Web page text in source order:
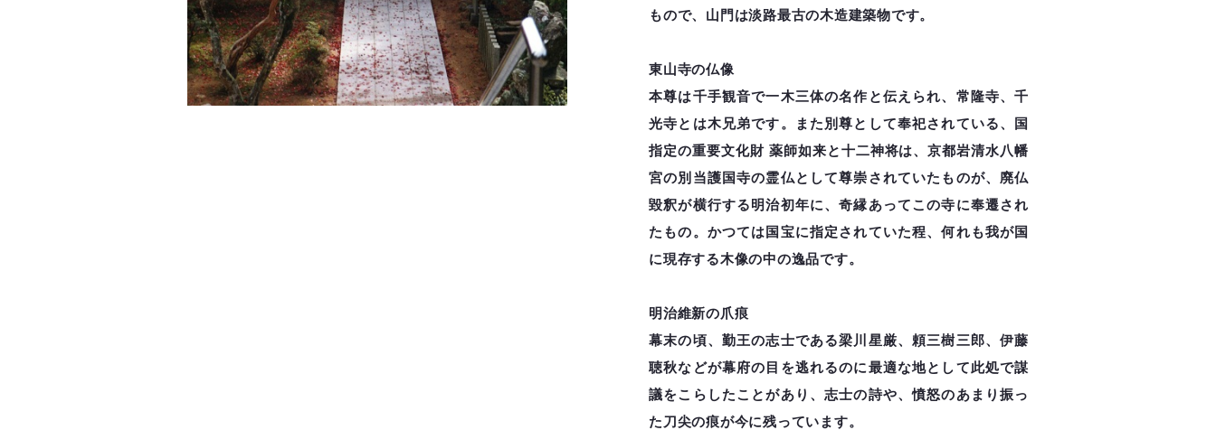
もので、山門は淡路最古の木造建築物です。
東山寺の仏像
本尊は千手観音で一木三体の名作と伝えられ、常隆寺、千
光寺とは木兄弟です。また別尊として奉祀されている、国
指定の重要文化財 薬師如来と十二神将は、京都岩清水八幡
宮の別当護国寺の霊仏として尊崇されていたものが、廃仏
毀釈が横行する明治初年に、奇縁あってこの寺に奉遷され
たもの。かつては国宝に指定されていた程、何れも我が国
に現存する木像の中の逸品です。
明治維新の爪痕
幕末の頃、勤王の志士である梁川星厳、頼三樹三郎、伊藤
聴秋などが幕府の目を逃れるのに最適な地として此処で謀
議をこらしたことがあり、志士の詩や、憤怒のあまり振っ
た刀尖の痕が今に残っています。